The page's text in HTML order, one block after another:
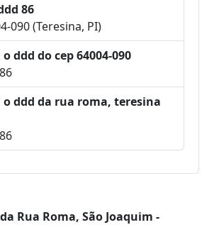
86
090 (Teresina, PI)
ddd do cep 64004-090
ddd da rua roma, teresina
Rua Roma, São Joaquim -